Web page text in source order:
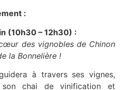
:
(10h30 – 12h30) :
des vignobles de Chinon
la Bonnelière !
à travers ses vignes,
chai de vinification et